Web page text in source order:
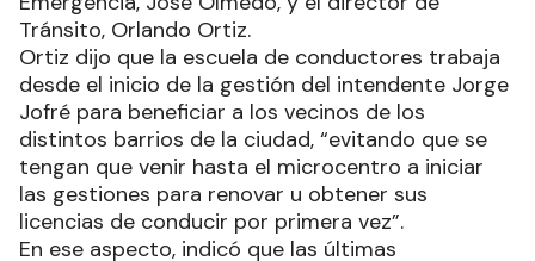
Tránsito, Orlando Ortiz.
Ortiz dijo que la escuela de conductores trabaja
desde el inicio de la gestión del intendente Jorge
Jofré para beneficiar a los vecinos de los
distintos barrios de la ciudad, “evitando que se
tengan que venir hasta el microcentro a iniciar
las gestiones para renovar u obtener sus
licencias de conducir por primera vez”.
En ese aspecto, indicó que las últimas